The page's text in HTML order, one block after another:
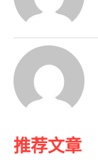
推荐文章